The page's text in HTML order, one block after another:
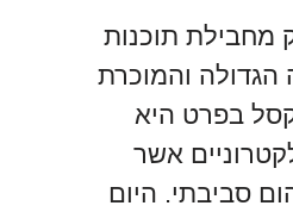
מחבילת תוכנות
הגדולה והמוכרת
בפרט היא
אשר
סביבתי. היום